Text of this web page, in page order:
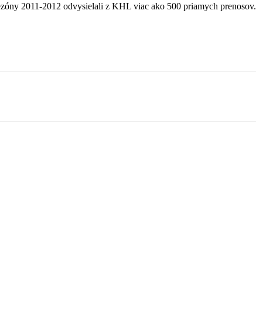
2011-2012 odvysielali z KHL viac ako 500 priamych prenosov.